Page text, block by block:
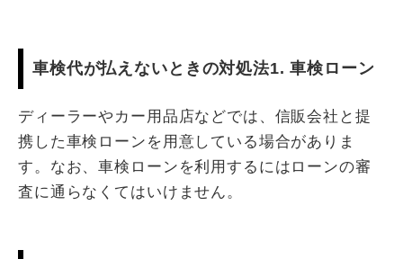
車検代が払えないときの対処法1. 車検ローン
ディーラーやカー用品店などでは、信販会社と提
携した車検ローンを用意している場合がありま
す。なお、車検ローンを利用するにはローンの審
査に通らなくてはいけません。